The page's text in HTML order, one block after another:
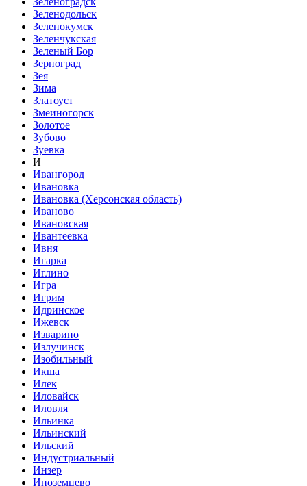
Зеленодольск
Зеленокумск
Зеленчукская
Зеленый Бор
Зерноград
Зея
Зима
Златоуст
Змеиногорск
Золотое
Зубово
Зуевка
И
Ивангород
Ивановка
Ивановка (Херсонская область)
Иваново
Ивановская
Ивантеевка
Ивня
Игарка
Иглино
Игра
Игрим
Идринское
Ижевск
Изварино
Излучинск
Изобильный
Икша
Илек
Иловайск
Иловля
Ильинка
Ильинский
Ильский
Индустриальный
Инзер
Иноземцево